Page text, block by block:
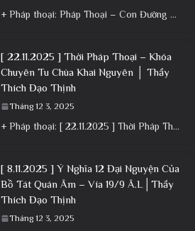
+ Pháp thoại: Pháp Thoại – Con Đường Bồ Tát Đạo │TT. Thích Đạo Thịnh + Album: Pháp Thoại +
[ 22.11.2025 ] Thời Pháp Thoại – Khóa
Chuyên Tu Chùa Khai Nguyên │ Thầy
Thích Đạo Thịnh
Tháng 12 3, 2025
+ Pháp thoại: [ 22.11.2025 ] Thời Pháp Thoại – Khóa Chuyên Tu Chùa Khai Nguyên │ Thầy Thích Đạo
[ 8.11.2025 ] Ý Nghĩa 12 Đại Nguyện Của
Bồ Tát Quán Âm – Vía 19/9 Â.L│Thầy
Thích Đạo Thịnh
Tháng 12 3, 2025